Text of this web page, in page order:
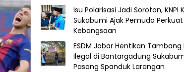
Isu Polarisasi Jadi Sorotan, KNPI
Sukabumi Ajak Pemuda Perkuat
Kebangsaan
ESDM Jabar Hentikan Tambang
Ilegal di Bantargadung
Pasang Spanduk Larangan